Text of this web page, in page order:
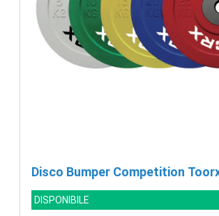
Disco Bumper Competition
DISPONIBILE